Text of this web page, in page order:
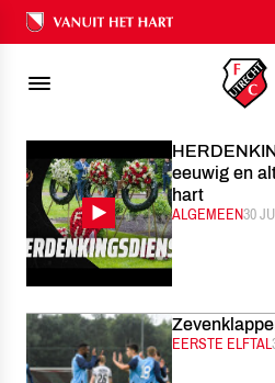
Ons nalatenschap
FC UTRECHT NIEUWS
eeuwig en
hart
CATEGORIE:
ALGEMEEN30
CATEGORIE:
EERSTE ELFTAL